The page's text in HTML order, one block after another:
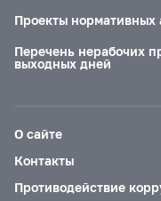
Проекты нормативных
Перечень нерабочих
выходных дней
О сайте
Контакты
Противодействие